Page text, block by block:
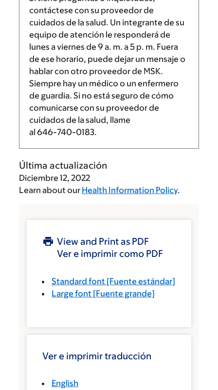
contáctese con su proveedor de
cuidados de la salud. Un integrante de su
equipo de atención le responderá de
lunes a viernes de 9 a. m. a5 p. m. Fuera
de ese horario, puede dejar un mensaje o
hablar con otro proveedor de MSK.
Siempre hay un médico o un enfermero
de guardia. Si no está seguro de cómo
comunicarse con su proveedor de
cuidados de la salud, llame
al 646-740-0183.
Última actualización
Diciembre 12, 2022
Learn about our Health Information Policy.
View and Print as PDF
Ver e imprimir como PDF
Standard font [Fuente estándar]
Large font [Fuente grande]
Ver e imprimir traducción
English